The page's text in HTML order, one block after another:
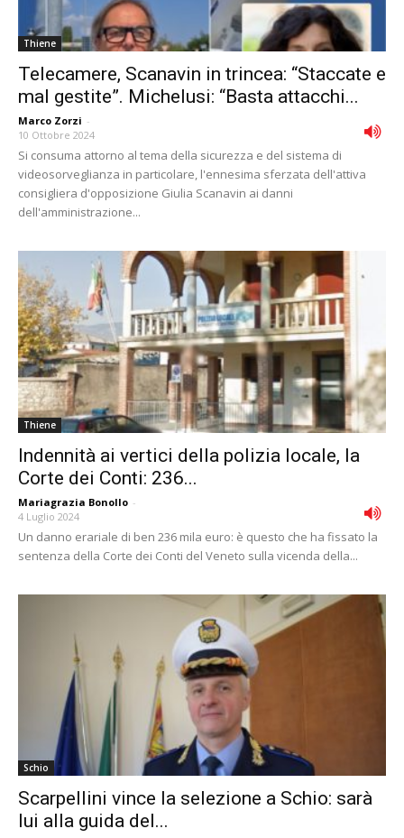
Thiene
Telecamere, Scanavin in trincea: “Staccate e
mal gestite”. Michelusi: “Basta attacchi...
Marco Zorzi -
10 Ottobre 2024
Si consuma attorno al tema della sicurezza e del sistema di
videosorveglianza in particolare, l'ennesima sferzata dell'attiva
consigliera d'opposizione Giulia Scanavin ai danni
dell'amministrazione...
Thiene
Indennità ai vertici della polizia locale, la
Corte dei Conti: 236...
Mariagrazia Bonollo -
4 Luglio 2024
Un danno erariale di ben 236 mila euro: è questo che ha fissato la
sentenza della Corte dei Conti del Veneto sulla vicenda della...
Schio
Scarpellini vince la selezione a Schio: sarà
lui alla guida del...